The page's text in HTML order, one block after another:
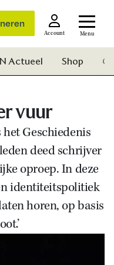
Account Menu
Actueel Shop
vuur
Geschiedenis
deed schrijver
oproep. In deze
identiteitspolitiek
horen, op basis